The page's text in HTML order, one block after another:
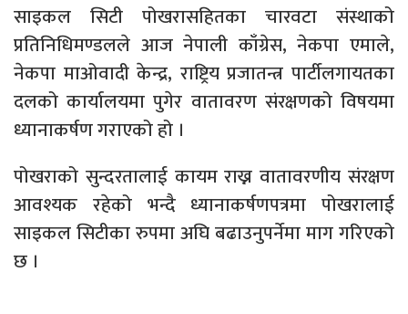
साइकल सिटी पोखरासहितका चारवटा संस्थाको
प्रतिनिधिमण्डलले आज नेपाली काँग्रेस, नेकपा एमाले,
नेकपा माओवादी केन्द्र, राष्ट्रिय प्रजातन्त्र पार्टीलगायतका
दलको कार्यालयमा पुगेर वातावरण संरक्षणको विषयमा
ध्यानाकर्षण गराएको हो ।
पोखराको सुन्दरतालाई कायम राख्न वातावरणीय संरक्षण
आवश्यक रहेको भन्दै ध्यानाकर्षणपत्रमा पोखरालाई
साइकल सिटीका रुपमा अघि बढाउनुपर्नेमा माग गरिएको
छ ।